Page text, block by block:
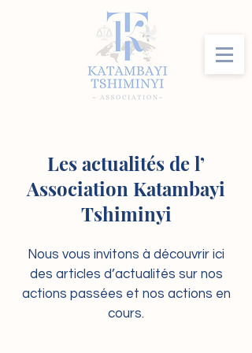
Les actualités de l’
Association Katambayi
Tshiminyi
Nous vous invitons à découvrir ici
des articles d’actualités sur nos
actions passées et nos actions en
cours.